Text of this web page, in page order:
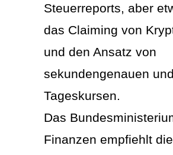
Steuerreports, aber
das Claiming von
und den Ansatz von
sekundengenauen und
Tageskursen.
Das
Finanzen empfiehlt die